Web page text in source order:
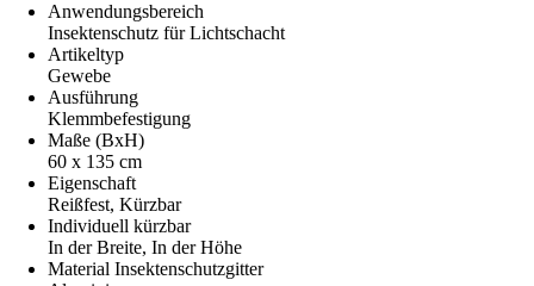
Anwendungsbereich
Insektenschutz für Lichtschacht
Artikeltyp
Gewebe
Ausführung
Klemmbefestigung
Maße (BxH)
60 x 135 cm
Eigenschaft
Reißfest, Kürzbar
Individuell kürzbar
In der Breite, In der Höhe
Material Insektenschutzgitter